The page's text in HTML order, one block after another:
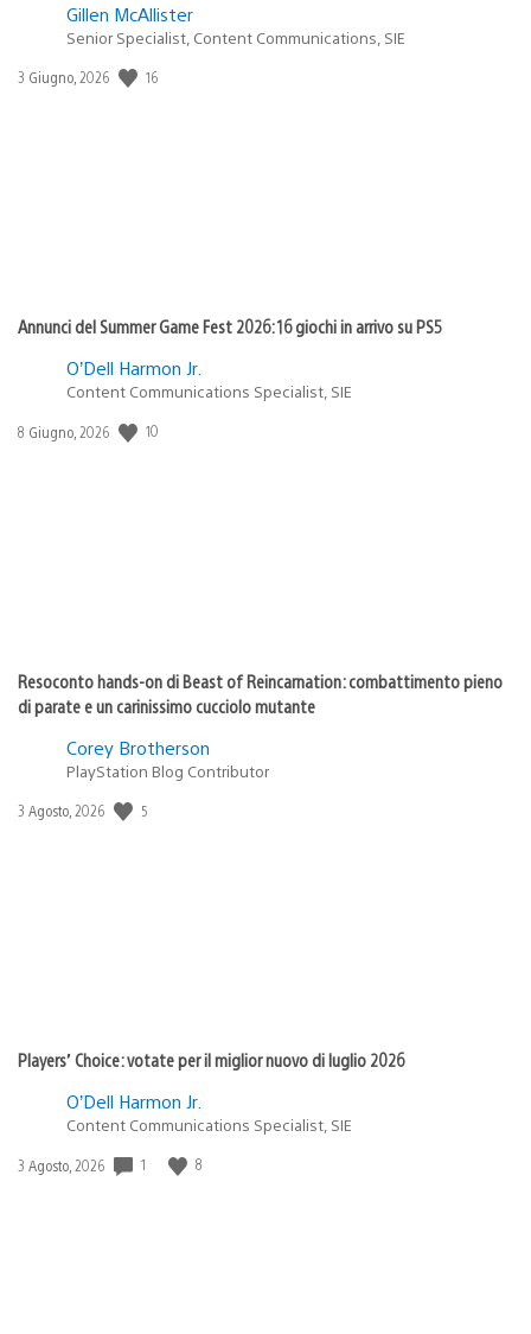
Gillen McAllister
Senior Specialist, Content Communications, SIE
Data
3 Giugno, 2026 16
Annunci del Summer Game Fest 2026: 16 giochi in arrivo su PS5
O’Dell Harmon Jr.
Content Communications Specialist, SIE
Data
8 Giugno, 2026 10
Resoconto hands-on di Beast of Reincarnation: combattimento pieno
di parate e un carinissimo cucciolo mutante
Corey Brotherson
PlayStation Blog Contributor
Data
3 Agosto, 2026 5
Players’ Choice: votate per il miglior nuovo di luglio 2026
O’Dell Harmon Jr.
Content Communications Specialist, SIE
Data
3 Agosto, 2026 1 8